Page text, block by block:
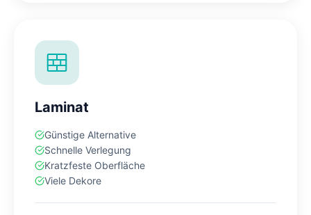
Laminat
Günstige Alternative
Schnelle Verlegung
Kratzfeste Oberfläche
Viele Dekore